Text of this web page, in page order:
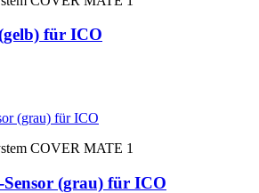
für ICO
(grau) für ICO
(grau) für ICO